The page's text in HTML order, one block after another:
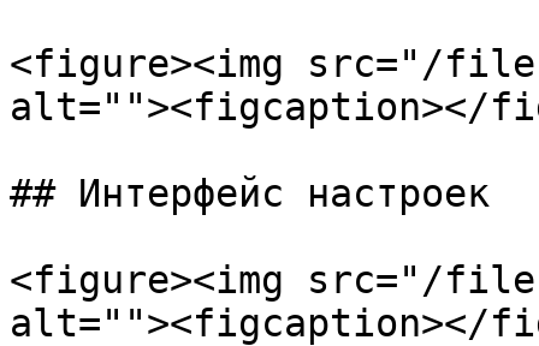
<figure><img src="/files/
alt=""><figcaption></
## Интерфейс настроек
<figure><img src="/
alt=""><figcaption></